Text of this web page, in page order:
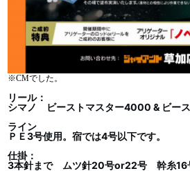
※CMでした。
リール：
シマノ ビーストマスター4000 & ビー
ライン
ＰＥ3号使用。宿では4号以下です。
仕掛：
3本針まで ムツ針20号or22号 幹糸